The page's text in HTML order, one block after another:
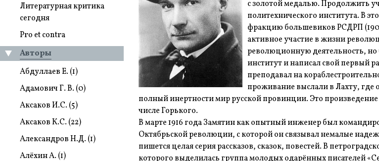
Литературная критика
сегодня
Pro et contra
Авторы
Абдуллаев Е. (1)
Адамович Г. В. (0)
Аксаков И.С. (5)
Аксаков К.С. (22)
Александров Н.Д. (1)
Алёхин А. (1)
с золотой медалью. Продолжить
политехнического института. В
фракцию большевиков РСДРП
активное участие в жизни
революционную деятельность, но
институт и написал свой первый
преподавал на
проживание выслали в Лахту, где
полный инертности мир русской провинции. Это
числе Горького.
В марте 1916 года Замятин как опытный инженер был
Октябрьской революции, с которой он связывал немалые
пишется целая серия рассказов, сказок, повестей. В
которого выделилась группа молодых одарённых писателей